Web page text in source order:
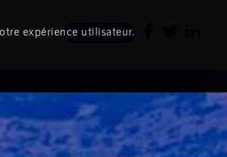
Newsletter
expérience utilisateur.